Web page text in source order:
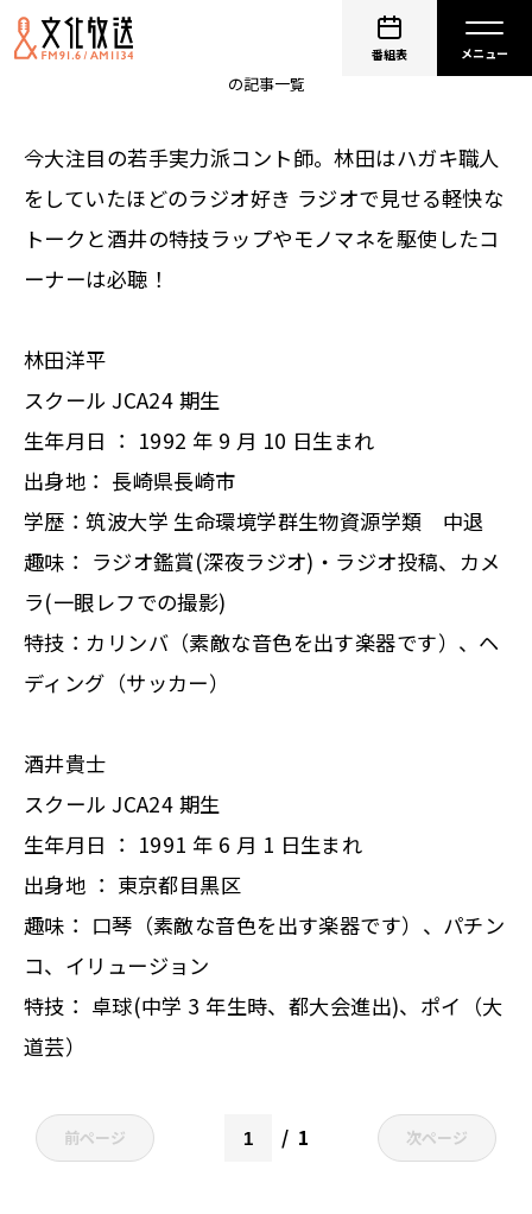
番組表
の記事一覧
今大注目の若手実力派コント師。林田はハガキ職人
をしていたほどのラジオ好き ラジオで見せる軽快な
トークと酒井の特技ラップやモノマネを駆使したコ
ーナーは必聴！
林田洋平
スクール JCA24 期生
生年月日 ： 1992 年 9 月 10 日生まれ
出身地： 長崎県長崎市
学歴：筑波大学 生命環境学群生物資源学類 中退
趣味： ラジオ鑑賞(深夜ラジオ)・ラジオ投稿、カメ
ラ(一眼レフでの撮影)
特技：カリンバ（素敵な音色を出す楽器です）、ヘ
ディング（サッカー）
酒井貴士
スクール JCA24 期生
生年月日 ： 1991 年 6 月 1 日生まれ
出身地 ： 東京都目黒区
趣味： 口琴（素敵な音色を出す楽器です）、パチン
コ、イリュージョン
特技： 卓球(中学 3 年生時、都大会進出)、ポイ（大
道芸）
前ページ 1 次ページ